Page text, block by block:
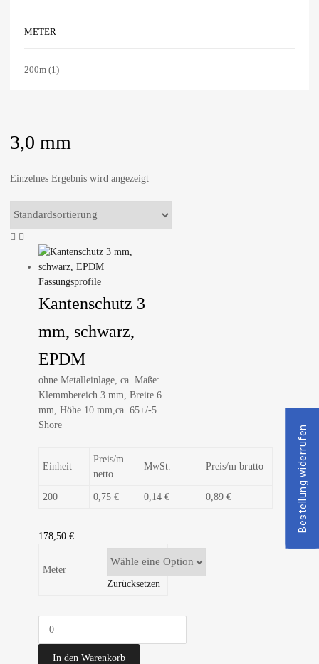
3,0 mm
Einzelnes Ergebnis wird angezeigt
Fassungsprofile
Kantenschutz 3
mm, schwarz,
EPDM
ohne Metalleinlage, ca. Maße:
Klemmbereich 3 mm, Breite 6
mm, Höhe 10 mm,ca. 65+/-5
Shore
Einheit
Preis/m
netto
MwSt. Preis/m brutto
200 0,75 € 0,14 € 0,89 €
178,50 €
Meter
Zurücksetzen
In den Warenkorb
METER
200m (1)
Bestellung widerrufen